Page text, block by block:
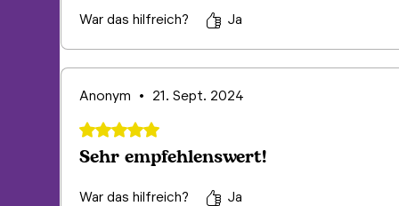
War das hilfreich? Ja
Anonym • 21. Sept. 2024
Mit 5 von 5 Sternen bewertet.
Sehr empfehlenswert!
War das hilfreich? Ja